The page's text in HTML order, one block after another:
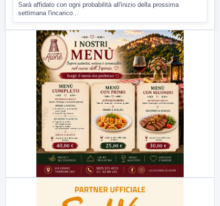
Sarà affidato con ogni probabilità all'inizio della prossima
settimana l'incarico...